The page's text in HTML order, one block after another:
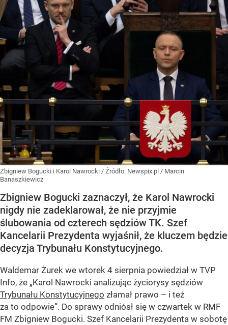
Zbigniew Bogucki i Karol Nawrocki / Źródło: Newspix.pl / Marcin
Banaszkiewicz
Zbigniew Bogucki zaznaczył, że Karol Nawrocki
nigdy nie zadeklarował, że nie przyjmie
ślubowania od czterech sędziów TK. Szef
Kancelarii Prezydenta wyjaśnił, że kluczem będzie
decyzja Trybunału Konstytucyjnego.
Waldemar Żurek we wtorek 4 sierpnia powiedział w TVP
Info, że „Karol Nawrocki analizując życiorysy sędziów
Trybunału Konstytucyjnego złamał prawo – i też
za to odpowie”. Do sprawy odniósł się w czwartek w RMF
FM Zbigniew Bogucki. Szef Kancelarii Prezydenta w sobotę